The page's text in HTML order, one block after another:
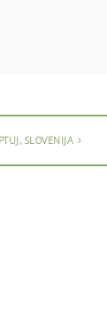
SLOVENIJA